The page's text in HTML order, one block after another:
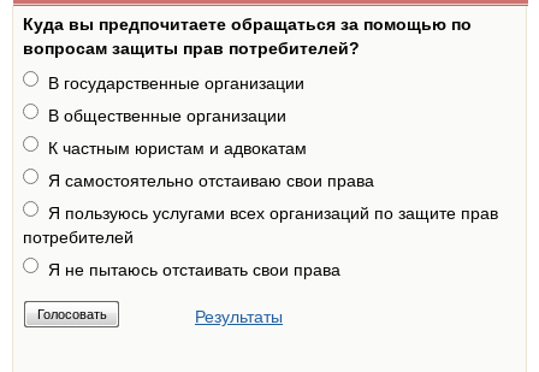
Куда вы предпочитаете обращаться за помощью по
вопросам защиты прав потребителей?
В государственные организации
В общественные организации
К частным юристам и адвокатам
Я самостоятельно отстаиваю свои права
Я пользуюсь услугами всех организаций по защите прав
потребителей
Я не пытаюсь отстаивать свои права
Результаты